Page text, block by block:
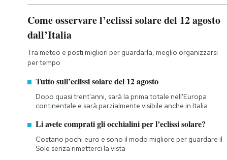
Come osservare l’eclissi solare del 12 agosto
dall’Italia
Tra meteo e posti migliori per guardarla, meglio organizzarsi
per tempo
Tutto sull’eclissi solare del 12 agosto
Dopo quasi trent'anni, sarà la prima totale nell'Europa
continentale e sarà parzialmente visibile anche in Italia
Li avete comprati gli occhialini per l’eclissi solare?
Costano pochi euro e sono il modo migliore per guardare il
Sole senza rimetterci la vista